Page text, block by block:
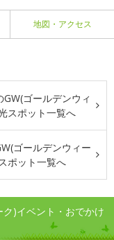
地図・アクセス
GW(ゴールデンウィ
スポット一覧へ
ゴールデンウィー
ポット一覧へ
)イベント・おでかけ